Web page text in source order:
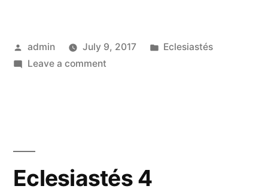
Posted
by
admin July 9, 2017
Posted
Eclesiastés
Leave a commenton
Eclesiastés 4